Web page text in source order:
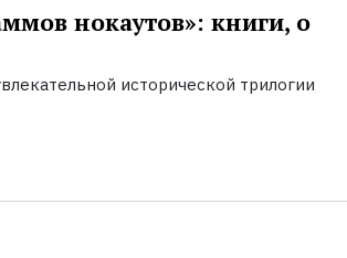
нокаутов»: книги, о
исторической трилогии